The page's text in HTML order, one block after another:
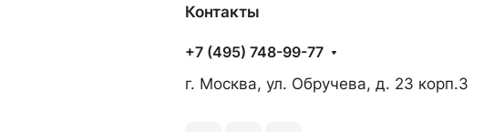
Контакты
+7 (495) 748-99-77
г. Москва, ул. Обручева, д. 23 корп.3